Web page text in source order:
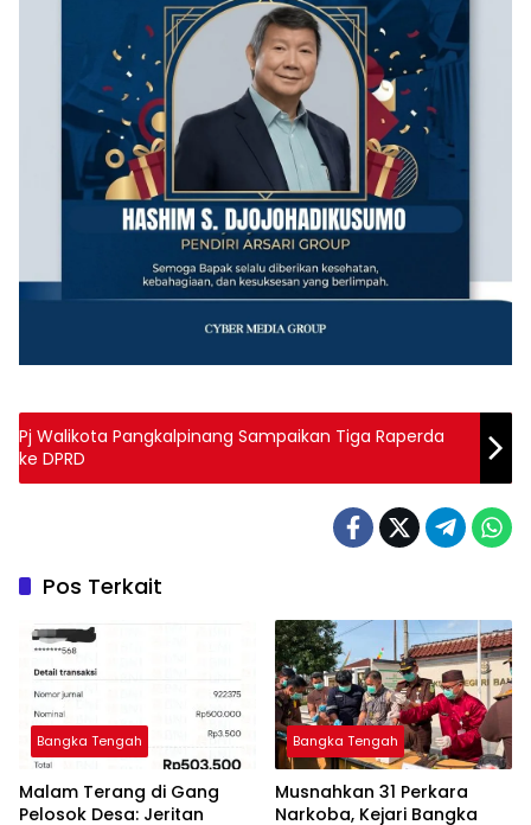
Pj Walikota Pangkalpinang Sampaikan Tiga Raperda
ke DPRD
Pos Terkait
Bangka Tengah
Malam Terang di Gang
Pelosok Desa: Jeritan
Bangka Tengah
Musnahkan 31 Perkara
Narkoba, Kejari Bangka